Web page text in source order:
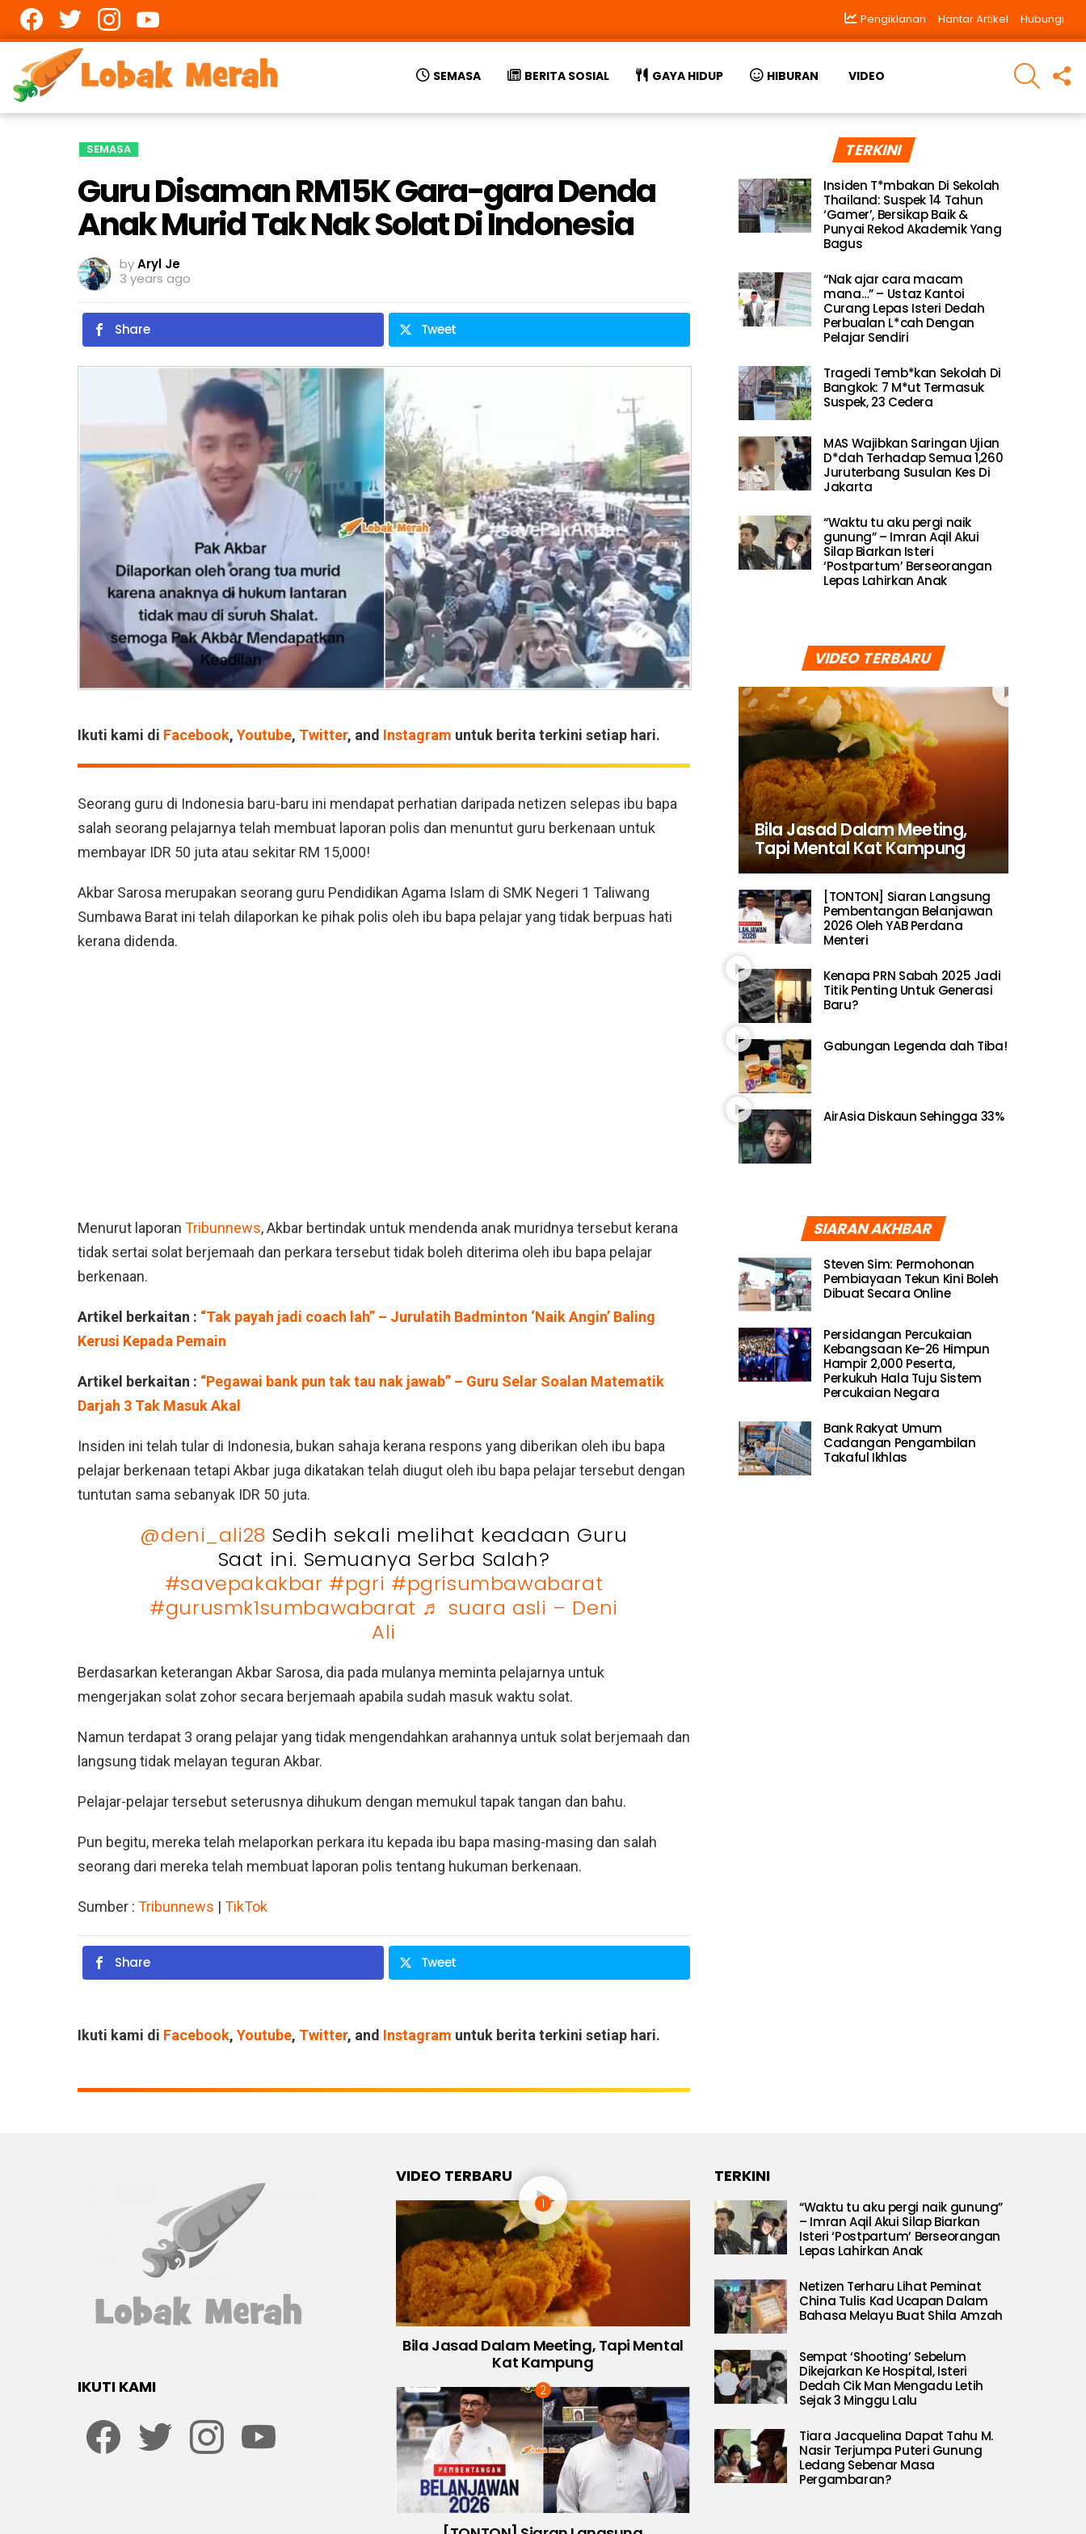
Pengiklanan Hantar Artikel Hubungi
SEMASA BERITA SOSIAL GAYA HIDUP HIBURAN VIDEO
SEARCH
SEMASA
Guru Disaman RM15K Gara-gara Denda
Anak Murid Tak Nak Solat Di Indonesia
byAryl Je
3 years ago
Share Tweet
Ikuti kami di Facebook, Youtube, Twitter, and Instagram untuk berita terkini setiap hari.
Seorang guru di Indonesia baru-baru ini mendapat perhatian daripada netizen selepas ibu bapa
salah seorang pelajarnya telah membuat laporan polis dan menuntut guru berkenaan untuk
membayar IDR 50 juta atau sekitar RM 15,000!
Akbar Sarosa merupakan seorang guru Pendidikan Agama Islam di SMK Negeri 1 Taliwang
Sumbawa Barat ini telah dilaporkan ke pihak polis oleh ibu bapa pelajar yang tidak berpuas hati
kerana didenda.
Menurut laporan Tribunnews, Akbar bertindak untuk mendenda anak muridnya tersebut kerana
tidak sertai solat berjemaah dan perkara tersebut tidak boleh diterima oleh ibu bapa pelajar
berkenaan.
Artikel berkaitan : “Tak payah jadi coach lah” – Jurulatih Badminton ‘Naik Angin’ Baling
Kerusi Kepada Pemain
Artikel berkaitan : “Pegawai bank pun tak tau nak jawab” – Guru Selar Soalan Matematik
Darjah 3 Tak Masuk Akal
Insiden ini telah tular di Indonesia, bukan sahaja kerana respons yang diberikan oleh ibu bapa
pelajar berkenaan tetapi Akbar juga dikatakan telah diugut oleh ibu bapa pelajar tersebut dengan
tuntutan sama sebanyak IDR 50 juta.
@deni_ali28 Sedih sekali melihat keadaan Guru
Saat ini. Semuanya Serba Salah?
#savepakakbar #pgri #pgrisumbawabarat
#gurusmk1sumbawabarat ♬ suara asli – Deni
Ali
Berdasarkan keterangan Akbar Sarosa, dia pada mulanya meminta pelajarnya untuk
mengerjakan solat zohor secara berjemaah apabila sudah masuk waktu solat.
Namun terdapat 3 orang pelajar yang tidak mengendahkan arahannya untuk solat berjemaah dan
langsung tidak melayan teguran Akbar.
Pelajar-pelajar tersebut seterusnya dihukum dengan memukul tapak tangan dan bahu.
Pun begitu, mereka telah melaporkan perkara itu kepada ibu bapa masing-masing dan salah
seorang dari mereka telah membuat laporan polis tentang hukuman berkenaan.
Sumber : Tribunnews | TikTok
Share Tweet
Ikuti kami di Facebook, Youtube, Twitter, and Instagram untuk berita terkini setiap hari.
TERKINI
Insiden T*mbakan Di Sekolah
Thailand: Suspek 14 Tahun
‘Gamer’, Bersikap Baik &
Punyai Rekod Akademik Yang
Bagus
“Nak ajar cara macam
mana…” – Ustaz Kantoi
Curang Lepas Isteri Dedah
Perbualan L*cah Dengan
Pelajar Sendiri
Tragedi Temb*kan Sekolah Di
Bangkok: 7 M*ut Termasuk
Suspek, 23 Cedera
MAS Wajibkan Saringan Ujian
D*dah Terhadap Semua 1,260
Juruterbang Susulan Kes Di
Jakarta
“Waktu tu aku pergi naik
gunung” – Imran Aqil Akui
Silap Biarkan Isteri
‘Postpartum’ Berseorangan
Lepas Lahirkan Anak
VIDEO TERBARU
Bila Jasad Dalam Meeting,
Tapi Mental Kat Kampung
[TONTON] Siaran Langsung
Pembentangan Belanjawan
2026 Oleh YAB Perdana
Menteri
Kenapa PRN Sabah 2025 Jadi
Titik Penting Untuk Generasi
Baru?
Gabungan Legenda dah Tiba!
AirAsia Diskaun Sehingga 33%
SIARAN AKHBAR
Steven Sim: Permohonan
Pembiayaan Tekun Kini Boleh
Dibuat Secara Online
Persidangan Percukaian
Kebangsaan Ke-26 Himpun
Hampir 2,000 Peserta,
Perkukuh Hala Tuju Sistem
Percukaian Negara
Bank Rakyat Umum
Cadangan Pengambilan
Takaful Ikhlas
IKUTI KAMI
VIDEO TERBARU
Bila Jasad Dalam Meeting, Tapi Mental
Kat Kampung
TERKINI
“Waktu tu aku pergi naik gunung”
– Imran Aqil Akui Silap Biarkan
Isteri ‘Postpartum’ Berseorangan
Lepas Lahirkan Anak
Netizen Terharu Lihat Peminat
China Tulis Kad Ucapan Dalam
Bahasa Melayu Buat Shila Amzah
Sempat ‘Shooting’ Sebelum
Dikejarkan Ke Hospital, Isteri
Dedah Cik Man Mengadu Letih
Sejak 3 Minggu Lalu
Tiara Jacquelina Dapat Tahu M.
Nasir Terjumpa Puteri Gunung
Ledang Sebenar Masa
Pergambaran?